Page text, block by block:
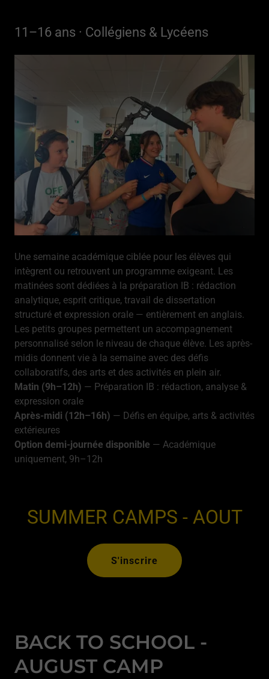
11–16 ans · Collégiens & Lycéens
Une semaine académique ciblée pour les élèves qui
intègrent ou retrouvent un programme exigeant. Les
matinées sont dédiées à la préparation IB : rédaction
analytique, esprit critique, travail de dissertation
structuré et expression orale — entièrement en anglais.
Les petits groupes permettent un accompagnement
personnalisé selon le niveau de chaque élève. Les après-
midis donnent vie à la semaine avec des défis
collaboratifs, des arts et des activités en plein air.
Matin (9h–12h) — Préparation IB : rédaction, analyse &
expression orale
Après-midi (12h–16h) — Défis en équipe, arts & activités
extérieures
Option demi-journée disponible — Académique
uniquement, 9h–12h
SUMMER CAMPS - AOUT
S'inscrire
BACK TO SCHOOL -
AUGUST CAMP